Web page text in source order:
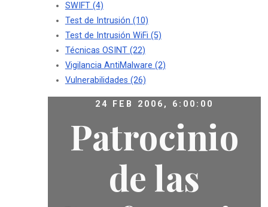
SWIFT (4)
Test de Intrusión (10)
Test de Intrusión WiFi (5)
Técnicas OSINT (22)
Vigilancia AntiMalware (2)
Vulnerabilidades (26)
24 FEB 2006, 6:00:00
Patrocinio
de las